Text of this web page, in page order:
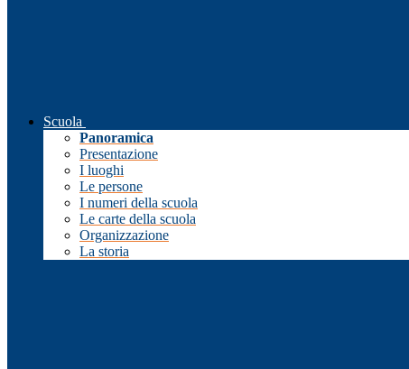
Scuola
Panoramica
Presentazione
I luoghi
Le persone
I numeri della scuola
Le carte della scuola
Organizzazione
La storia